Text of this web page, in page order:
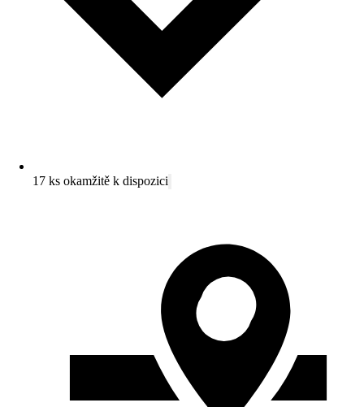
17 ks okamžitě k dispozici